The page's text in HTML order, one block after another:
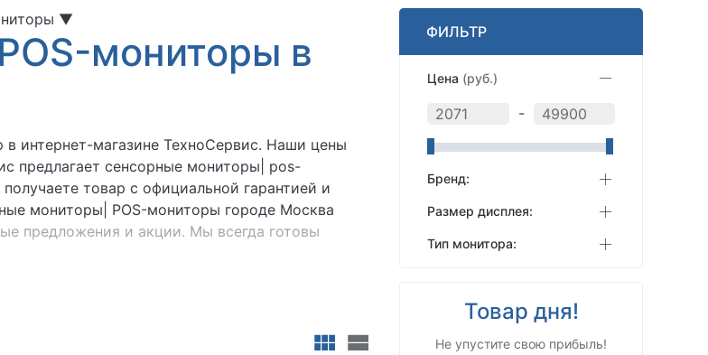
▼
мониторы в
в интернет-магазине ТехноСервис. Наши цены
предлагает сенсорные мониторы| pos-
товар с официальной гарантией и
мониторы| POS-мониторы городе Москва
предложения и акции. Мы всегда готовы
ФИЛЬТР
Цена (руб.)
-
Бренд:
Размер дисплея:
Тип монитора:
Товар дня!
Не упустите свою прибыль!